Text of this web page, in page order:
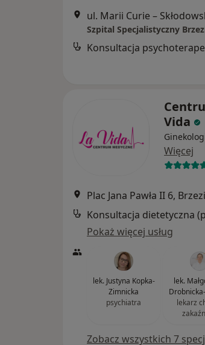
ul. Marii Curie –
Szpital Specjalistyczny
Konsultacja
Vida
Więcej
Plac Jana Pawła II 6,
Konsultacja dietetyczna
Pokaż więcej usług
lek. Justyna Kopka-
Zimnicka
psychiatra
lek.
lekarz
Zobacz wszystkich 7